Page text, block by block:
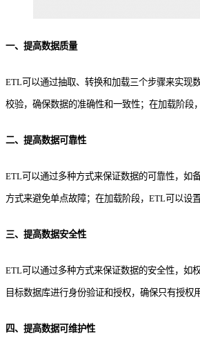
一、提高数据质量
ETL可以通过抽取、转换和加载三个步骤来实现
校验，确保数据的准确性和一致性；在加载阶段
二、提高数据可靠性
ETL可以通过多种方式来保证数据的可靠性，如
方式来避免单点故障；在加载阶段，ETL可以设
三、提高数据安全性
ETL可以通过多种方式来保证数据的安全性，如
目标数据库进行身份验证和授权，确保只有授权
四、提高数据可维护性